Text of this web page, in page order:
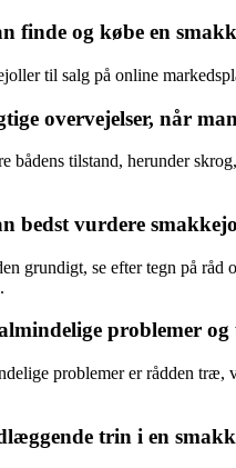
finde og købe en
til salg på online
overvejelser, når
bådens tilstand, herunder
bedst vurdere
grundigt, se efter tegn på
problemer
problemer er rådden træ,
trin i en